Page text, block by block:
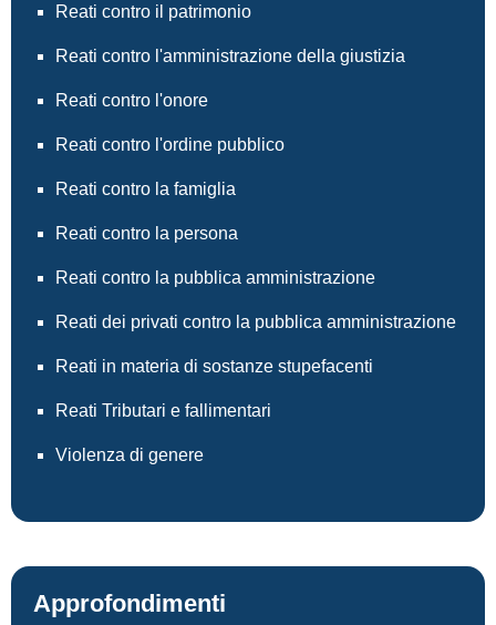
Reati contro il patrimonio
Reati contro l'amministrazione della giustizia
Reati contro l'onore
Reati contro l'ordine pubblico
Reati contro la famiglia
Reati contro la persona
Reati contro la pubblica amministrazione
Reati dei privati contro la pubblica amministrazione
Reati in materia di sostanze stupefacenti
Reati Tributari e fallimentari
Violenza di genere
Approfondimenti